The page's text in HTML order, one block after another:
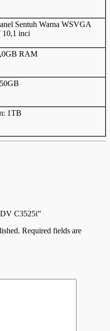
Sentuh Warna WSVGA
inci
RAM
1TB
C3525i”
Required fields are